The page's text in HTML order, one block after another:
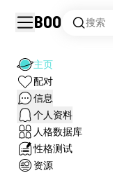
Boo 搜索
主页
配对
信息
个人资料
人格数据库
性格测试
资源